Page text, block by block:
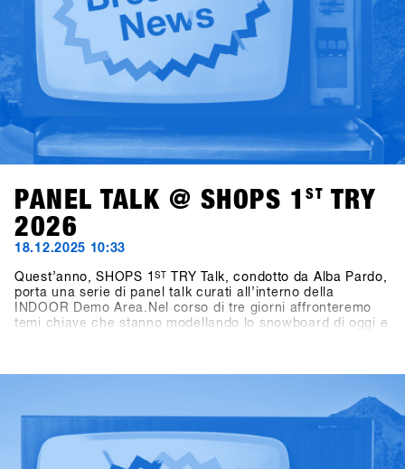
PANEL TALK @ SHOPS 1 ST TRY
2026
18.12.2025 10:33
Quest’anno, SHOPS 1ST
TRY Talk, condotto da Alba Pardo,
porta una serie di panel talk curati all’interno della
INDOOR Demo Area.Nel corso di tre giorni affronteremo
temi chiave che stanno modellando lo snowboard di oggi e
analizzando come le diverse formule di contest influenzino
i consumatori, la cultura e il futuro dello snowboard.
Martedì, il confronto si concentra sullo storytelling,
interrogandosi su chi stia raccontando oggi lo snowboard,
e perché questo sia rilevante anche dal punto di vista del